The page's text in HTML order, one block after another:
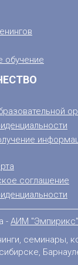
обучение
соглашение
- АИМ "Эмпирикс"
семинары,